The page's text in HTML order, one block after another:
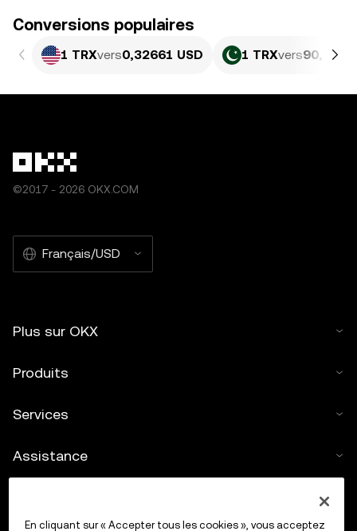
Conversions populaires
1 TRXvers0,32661 USD 1 TRXvers90,71
©2017 - 2026 OKX.COM
Français/USD
Plus sur OKX
Produits
Services
Assistance
En cliquant sur « Accepter tous les cookies », vous acceptez